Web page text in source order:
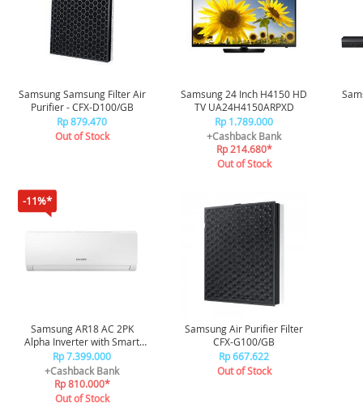
Samsung Samsung Filter Air
Purifier - CFX-D100/GB
Rp 879.470
Out of Stock
Samsung 24 Inch H4150 HD
TV UA24H4150ARPXD
Rp 1.789.000
+Cashback Bank
Rp 214.680*
Out of Stock
-11%*
Samsung AR18 AC 2PK
Alpha Inverter with Smart
AirFlow AR18AYHLAWKNSE
Rp 7.399.000
+Cashback Bank
Rp 810.000*
Out of Stock
Samsung Air Purifier Filter
CFX-G100/GB
Rp 667.622
Out of Stock